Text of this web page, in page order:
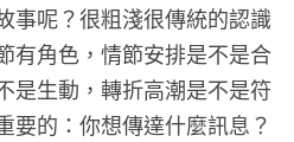
事呢？很粗淺很傳統的認識
有角色，情節安排是不是合
是生動，轉折高潮是不是符
要的：你想傳達什麼訊息？